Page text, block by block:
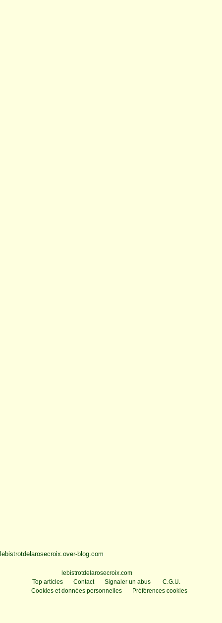
lebistrotdelarosecroix.over-blog.com
lebistrotdelarosecroix.com
Top articles
Contact Signaler un abus
C.G.U.
Cookies et données personnelles
Préférences cookies